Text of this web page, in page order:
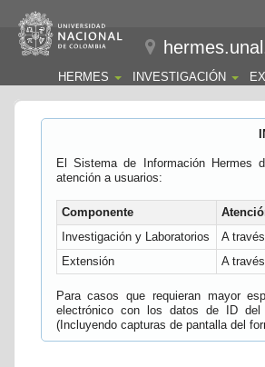
HERMES INVESTIGACIÓN
El Sistema de Información Hermes
atención a usuarios:
Componente
Investigación y Laboratorios
A
Extensión
A
Para casos que requieran mayor
electrónico con los datos de ID del
(Incluyendo capturas de pantalla del